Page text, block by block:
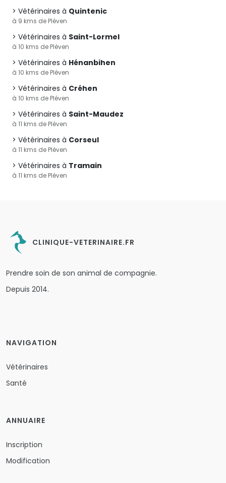
Vétérinaires à Quintenic
à 9 kms de Pléven
Vétérinaires à Saint-Lormel
à 10 kms de Pléven
Vétérinaires à Hénanbihen
à 10 kms de Pléven
Vétérinaires à Créhen
à 10 kms de Pléven
Vétérinaires à Saint-Maudez
à 11 kms de Pléven
Vétérinaires à Corseul
à 11 kms de Pléven
Vétérinaires à Tramain
à 11 kms de Pléven
CLINIQUE-VETERINAIRE.FR
Prendre soin de son animal de compagnie.
Depuis 2014.
NAVIGATION
Vétérinaires
Santé
ANNUAIRE
Inscription
Modification